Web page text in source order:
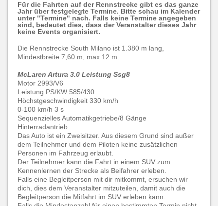
Für die Fahrten auf der Rennstrecke gibt es das ganze
Jahr über festgelegte Termine. Bitte schau im Kalender
unter "Termine" nach. Falls keine Termine angegeben
sind, bedeutet dies, dass der Veranstalter dieses Jahr
keine Events organisiert.
Die Rennstrecke South Milano ist 1.380 m lang,
Mindestbreite 7,60 m, max 12 m.
McLaren Artura 3.0 Leistung Ssg8
Motor 2993/V6
Leistung PS/KW 585/430
Höchstgeschwindigkeit 330 km/h
0-100 km/h 3 s
Sequenzielles Automatikgetriebe/8 Gänge
Hinterradantrieb
Das Auto ist ein Zweisitzer. Aus diesem Grund sind außer
dem Teilnehmer und dem Piloten keine zusätzlichen
Personen im Fahrzeug erlaubt.
Der Teilnehmer kann die Fahrt in einem SUV zum
Kennenlernen der Strecke als Beifahrer erleben.
Falls eine Begleitperson mit dir mitkommt, ersuchen wir
dich, dies dem Veranstalter mitzuteilen, damit auch die
Begleitperson die Mitfahrt im SUV erleben kann.